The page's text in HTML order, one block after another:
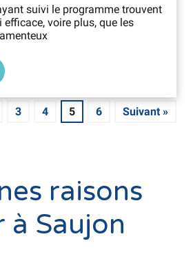
suivi le programme trouvent
efficace, voire plus, que les
3 4 5 6 Suivant »
raisons
à Saujon